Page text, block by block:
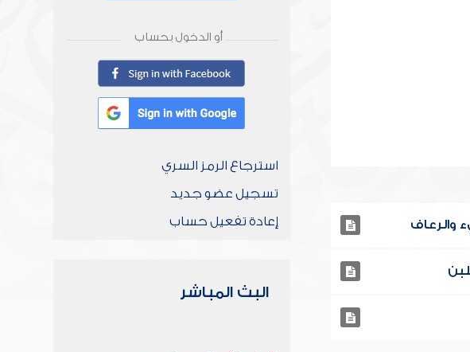
أو الدخول بحساب
استرجاع الرمز السري
تسجيل عضو جديد
إعادة تفعيل حساب
البث المباشر